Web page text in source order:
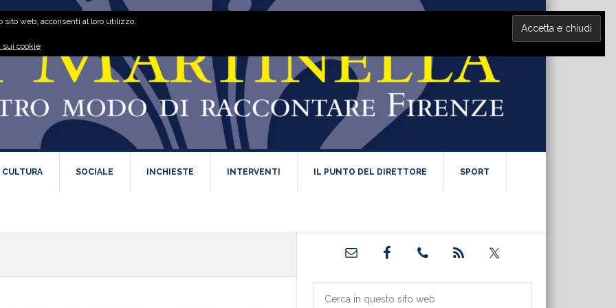
CULTURA SOCIALE INCHIESTE INTERVENTI IL PUNTO DEL DIRETTORE SPORT
Barra
primaria
web, acconsenti al loro utilizzo.
sui cookie